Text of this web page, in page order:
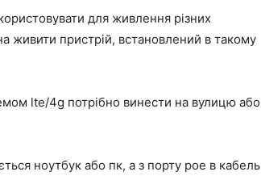
для живлення різних
живити пристрій, встановлений в такому
lte/4g потрібно винести на вулицю або
ноутбук або пк, а з порту poe в кабель